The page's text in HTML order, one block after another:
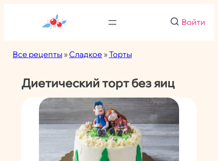
Войти
Все рецепты»Сладкое »Торты
Диетический торт без яиц